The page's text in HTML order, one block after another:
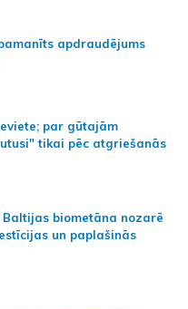
apdraudējums
par gūtajām
tikai pēc atgriešanās
Baltijas biometāna nozarē
un paplašinās